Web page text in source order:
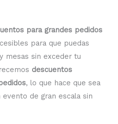
para grandes pedidos
para que puedas
mesas sin exceder tu
descuentos
, lo que hace que sea
evento de gran escala sin